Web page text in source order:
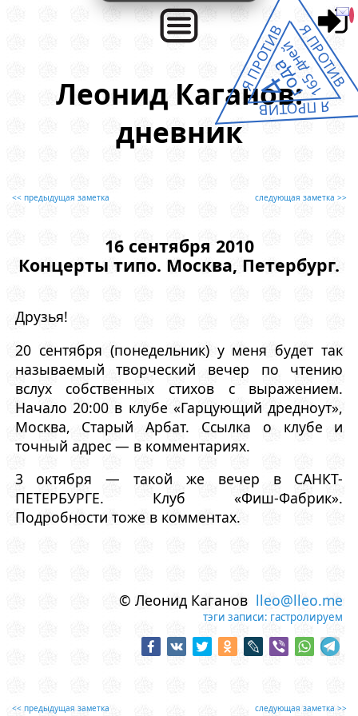
Леонид Каганов:
дневник
<< предыдущая заметка следующая заметка >>
16 сентября 2010
Концерты типо. Москва, Петербург.
Друзья!
20 сентября (понедельник) у меня будет так
называемый творческий вечер по чтению
вслух собственных стихов с выражением.
Начало 20:00 в клубе «Гарцующий дредноут»,
Москва, Старый Aрбат. Ссылка о клубе и
точный адрес — в комментариях.
3 октября — такой же вечер в САНКТ-
ПЕТЕРБУРГЕ. Клуб «Фиш-Фабрик».
Подробности тоже в комментах.
© Леонид Каганов lleo@lleo.me
тэги записи: гастролируем
<< предыдущая заметка следующая заметка >>
Я ПРОТИВ
Я ПРОТИВЯ ПРОТИВ
4
года
165 дней